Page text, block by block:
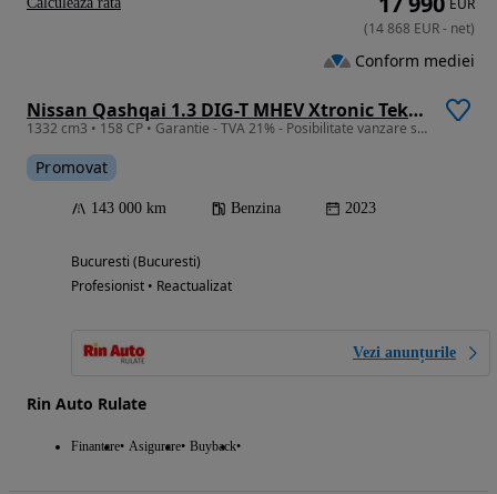
Nissan Qashqai 1.3 DIG-T MHEV Xtronic Tekna
1332 cm3 • 158 CP • Garantie - TVA 21% - Posibilitate vanzare si in RATE Credit Leasing
Promovat
143 000 km Benzina 2023
Bucuresti (Bucuresti)
Profesionist • Reactualizat
Vezi anunțurile
Rin Auto Rulate
Finantare Asigurare Buyback
EUR
(14 868 EUR- net)
Conform mediei